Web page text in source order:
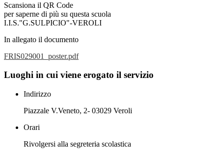
Scansiona il QR Code
per saperne di più su questa scuola
I.I.S."G.SULPICIO"-VEROLI
In allegato il documento
FRIS029001_poster.pdf
Luoghi in cui viene erogato il servizio
Indirizzo
Piazzale V.Veneto, 2- 03029 Veroli
Orari
Rivolgersi alla segreteria scolastica